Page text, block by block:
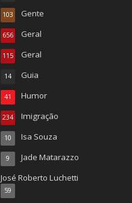
Gente
103
Geral
656
Geral
115
Guia
14
Humor
41
Imigração
234
Isa Souza
10
Jade Matarazzo
9
José Roberto Luchetti
59